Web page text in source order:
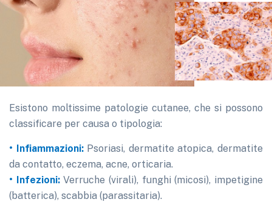
Esistono moltissime patologie cutanee, che si possono
classificare per causa o tipologia:
• Infiammazioni:Psoriasi, dermatite atopica, dermatite
da contatto, eczema, acne, orticaria.
• Infezioni:Verruche (virali), funghi (micosi), impetigine
(batterica), scabbia (parassitaria).